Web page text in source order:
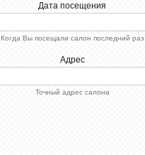
Дата посещения
Когда Вы посещали салон последний раз
Адрес
Точный адрес салона